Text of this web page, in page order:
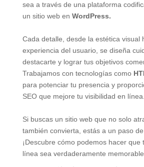
sea a través de una plataforma
un sitio web en WordPress.
Cada detalle, desde la estética visual
experiencia del usuario, se diseña
destacarte y lograr tus objetivos
Trabajamos con tecnologías como
para potenciar tu presencia y
SEO que mejore tu visibilidad en línea.
Si buscas un sitio web que no solo
también convierta, estás a un paso de
¡Descubre cómo podemos hacer que
línea sea verdaderamente